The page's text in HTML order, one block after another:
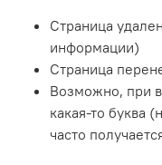
Страница
информации)
Страница
Возможно, при
какая-то буква
часто